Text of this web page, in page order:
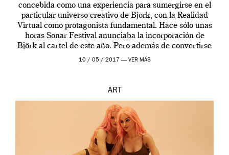
concebida como una experiencia para sumergirse en el
particular universo creativo de Björk, con la Realidad
Virtual como protagonista fundamental. Hace sólo unas
horas Sonar Festival anunciaba la incorporación de
Björk al cartel de este año. Pero además de convertirse
en una de las actuaciones más relevantes […]
10 / 05 / 2017 — VER MÁS
ART